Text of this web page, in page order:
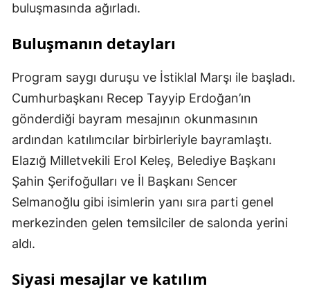
buluşmasında ağırladı.
Buluşmanın detayları
Program saygı duruşu ve İstiklal Marşı ile başladı.
Cumhurbaşkanı Recep Tayyip Erdoğan’ın
gönderdiği bayram mesajının okunmasının
ardından katılımcılar birbirleriyle bayramlaştı.
Elazığ Milletvekili Erol Keleş, Belediye Başkanı
Şahin Şerifoğulları ve İl Başkanı Sencer
Selmanoğlu gibi isimlerin yanı sıra parti genel
merkezinden gelen temsilciler de salonda yerini
aldı.
Siyasi mesajlar ve katılım